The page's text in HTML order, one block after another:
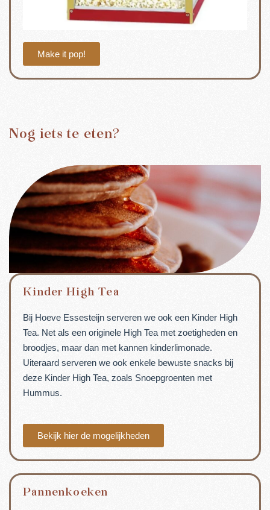
Make it pop!
Nog iets te eten?
Kinder High Tea
Bij Hoeve Essesteijn serveren we ook een Kinder High
Tea. Net als een originele High Tea met zoetigheden en
broodjes, maar dan met kannen kinderlimonade.
Uiteraard serveren we ook enkele bewuste snacks bij
deze Kinder High Tea, zoals Snoepgroenten met
Hummus.
Bekijk hier de mogelijkheden
Pannenkoeken